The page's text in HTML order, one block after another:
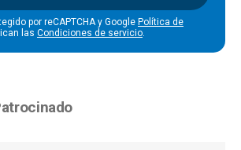
por reCAPTCHA y Google Política de
las Condiciones de servicio.